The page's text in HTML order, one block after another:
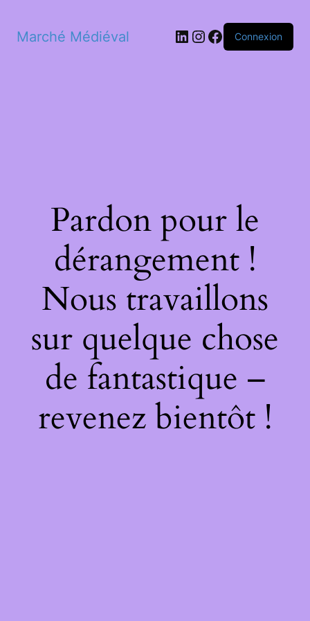
Marché Médiéval LinkedIn
Instagram
Facebook
Connexion
Pardon pour le
dérangement !
Nous travaillons
sur quelque chose
de fantastique –
revenez bientôt !